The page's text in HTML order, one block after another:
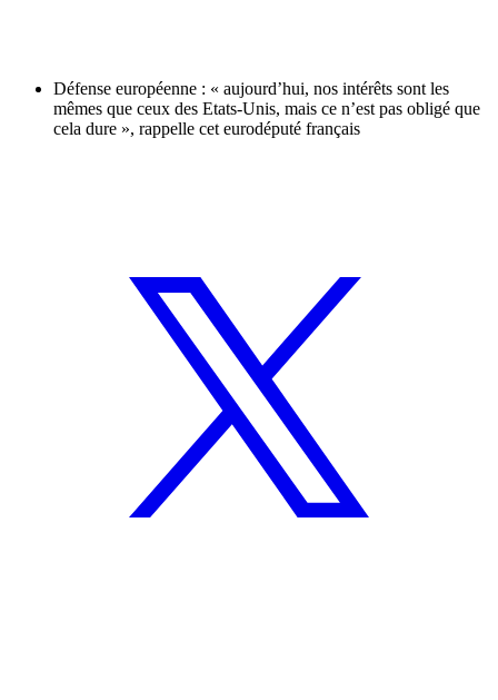
Défense européenne : « aujourd’hui, nos intérêts sont les
mêmes que ceux des Etats-Unis, mais ce n’est pas obligé que
cela dure », rappelle cet eurodéputé français